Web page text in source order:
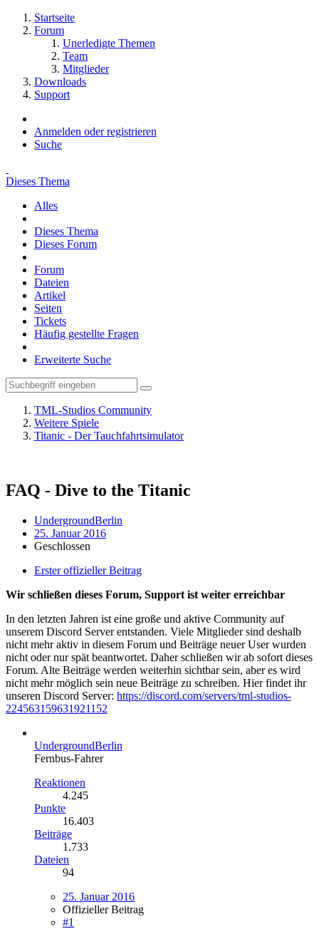
Startseite
Forum
Unerledigte Themen
Team
Mitglieder
Downloads
Support
Anmelden oder registrieren
Suche
Dieses Thema
Alles
Dieses Thema
Dieses Forum
Forum
Dateien
Artikel
Seiten
Tickets
Häufig gestellte Fragen
Erweiterte Suche
TML-Studios Community
Weitere Spiele
Titanic - Der Tauchfahrtsimulator
FAQ - Dive to the Titanic
UndergroundBerlin
25. Januar 2016
Geschlossen
Erster offizieller Beitrag
Wir schließen dieses Forum, Support ist weiter erreichbar
In den letzten Jahren ist eine große und aktive Community auf
unserem Discord Server entstanden. Viele Mitglieder sind deshalb
nicht mehr aktiv in diesem Forum und Beiträge neuer User wurden
nicht oder nur spät beantwortet. Daher schließen wir ab sofort dieses
Forum. Alte Beiträge werden weiterhin sichtbar sein, aber es wird
nicht mehr möglich sein neue Beiträge zu schreiben. Hier findet ihr
unseren Discord Server: https://discord.com/servers/tml-studios-
224563159631921152
UndergroundBerlin
Fernbus-Fahrer
Reaktionen
4.245
Punkte
16.403
Beiträge
1.733
Dateien
94
25. Januar 2016
Offizieller Beitrag
#1